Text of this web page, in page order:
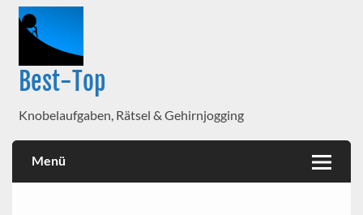
Best-Top
Knobelaufgaben, Rätsel & Gehirnjogging
Menü